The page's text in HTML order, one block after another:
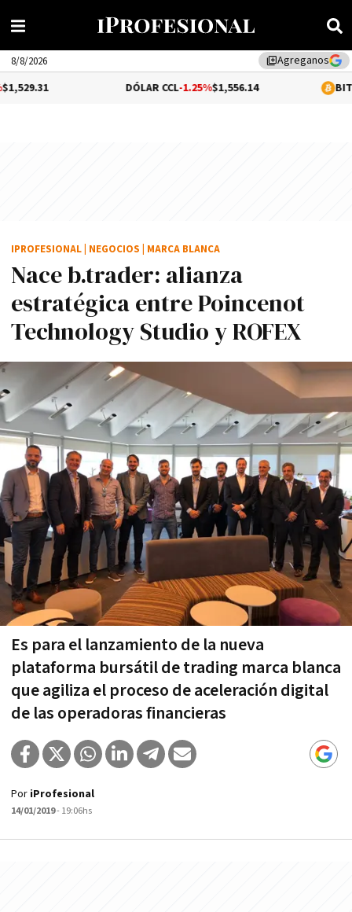
library_addAgreganos
8/8/2026
-1.25%$1,556.14 0.07%
Nace b.trader: alianza
estratégica entre Poincenot
Technology Studio y ROFEX
Es para el lanzamiento de la nueva
plataforma bursátil de trading marca blanca
que agiliza el proceso de aceleración digital
de las operadoras financieras
IPROFESIONAL NEGOCIOS MARCA BLANCA
Por iProfesional
14/01/2019- 19:06hs